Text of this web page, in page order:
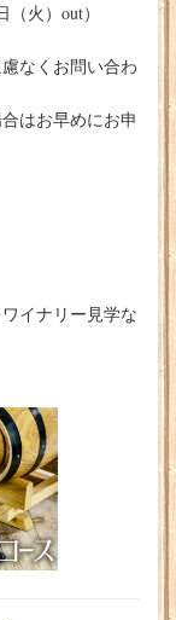
火）out）
なくお問い合わ
はお早めにお申
イナリー見学な